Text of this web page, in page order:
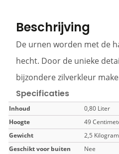
Beschrijving
De urnen worden met de
hecht. Door de unieke
bijzondere zilverkleur
Specificaties
Inhoud
0,80 Liter
Hoogte
49
Gewicht
2,5 Kilogram
Geschikt voor buiten
Nee